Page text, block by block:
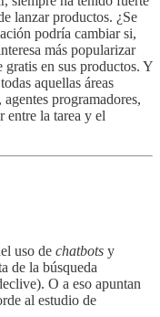
lanzar productos. ¿Se
podría cambiar si,
más popularizar
en sus productos. Y
aquellas áreas
programadores,
entre la tarea y el
uso de chatbots y
de la búsqueda
O a eso apuntan
al estudio de